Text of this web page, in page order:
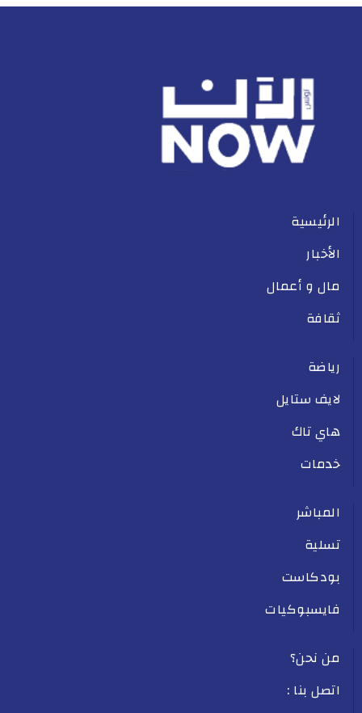
الرئيسية
الأخبار
مال و أعمال
ثقافة
رياضة
لايف ستايل
هاي تاك
خدمات
المباشر
تسلية
بودكاست
فايسبوكيات
من نحن؟
اتصل بنا :